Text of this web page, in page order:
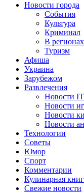
Новости города
События
Культура
Криминал
В регионах
Туризм
Афиша
Украина
Зарубежом
Развлечения
Новости IT
Новости
Новости
Новости
Технологии
Советы
Юмор
Спорт
Комментарии
Кулинарная
Свежие новости